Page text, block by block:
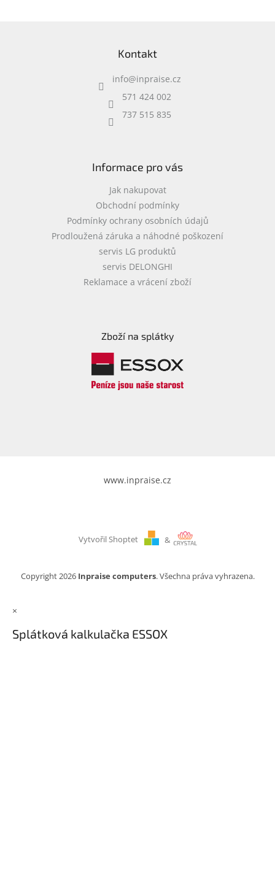
Kontakt
info@inpraise.cz
571 424 002
737 515 835
Informace pro vás
Jak nakupovat
Obchodní podmínky
Podmínky ochrany osobních údajů
Prodloužená záruka a náhodné poškození
servis LG produktů
servis DELONGHI
Reklamace a vrácení zboží
Zboží na splátky
www.inpraise.cz
Vytvořil Shoptet &
Copyright 2026 Inpraise computers. Všechna práva vyhrazena.
×
Splátková kalkulačka ESSOX